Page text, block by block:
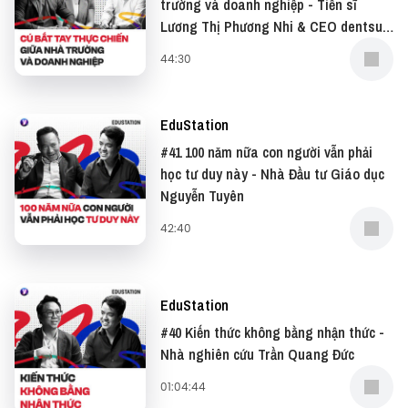
Và đọc những bài viết thú vị tại website: ⁠⁠⁠⁠⁠⁠⁠⁠⁠⁠⁠⁠⁠⁠⁠⁠⁠⁠⁠⁠⁠⁠⁠⁠⁠⁠⁠Vietcetera⁠⁠⁠⁠⁠⁠⁠⁠⁠⁠⁠⁠⁠⁠⁠⁠⁠⁠⁠⁠⁠⁠⁠⁠⁠⁠⁠
Yêu thích tập podcast này, bạn có thể donate tại:
● Patreon:⁠⁠⁠⁠⁠⁠⁠⁠⁠⁠⁠⁠⁠⁠⁠⁠⁠⁠⁠⁠⁠⁠⁠⁠⁠⁠⁠https://www.patreon.com/vietcetera⁠⁠⁠⁠⁠⁠⁠⁠⁠⁠⁠⁠⁠⁠⁠⁠⁠⁠⁠⁠⁠⁠⁠⁠⁠⁠⁠
Nếu có bất cứ góp ý, phản hồi hay mong muốn hợp
tác, bạn có thể gửi email về địa
chỉ⁠⁠⁠⁠⁠⁠⁠⁠⁠⁠⁠⁠⁠⁠⁠⁠⁠⁠⁠⁠⁠⁠⁠⁠⁠⁠⁠team@vietcetera.com
trường và doanh nghiệp - Tiến sĩ
Lương Thị Phương Nhi & CEO dentsu
44:30
EduStation
#41 100 năm nữa con người vẫn phải
học tư duy này - Nhà Đầu tư Giáo dục
Nguyễn Tuyên
42:40
EduStation
#40 Kiến thức không bằng nhận thức -
Nhà nghiên cứu Trần Quang Đức
01:04:44